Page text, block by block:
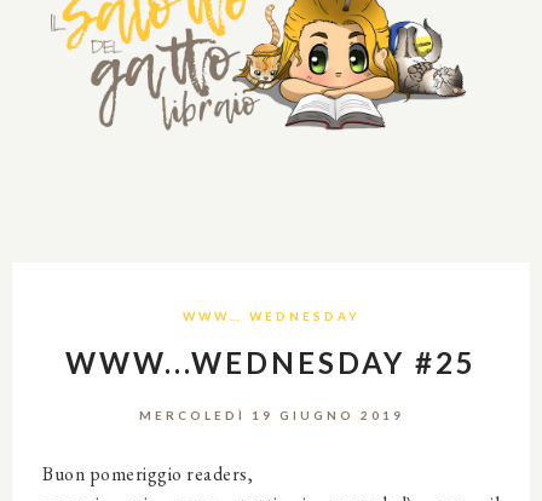
WWW… WEDNESDAY
WWW...WEDNESDAY #25
MERCOLEDÌ 19 GIUGNO 2019
Buon pomeriggio readers,